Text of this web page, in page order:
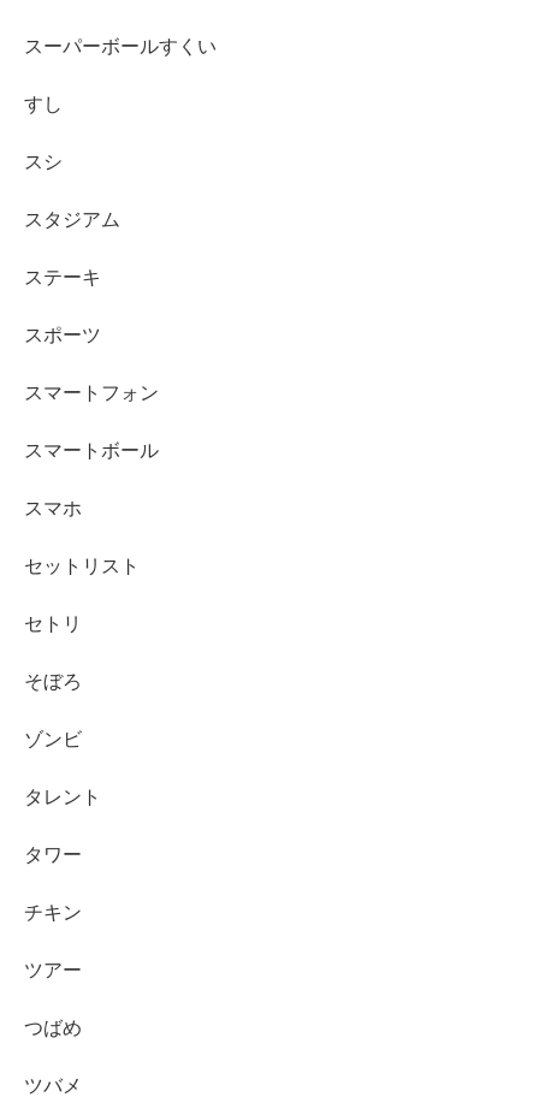
スーパーボールすくい
すし
スシ
スタジアム
ステーキ
スポーツ
スマートフォン
スマートボール
スマホ
セットリスト
セトリ
そぼろ
ゾンビ
タレント
タワー
チキン
ツアー
つばめ
ツバメ